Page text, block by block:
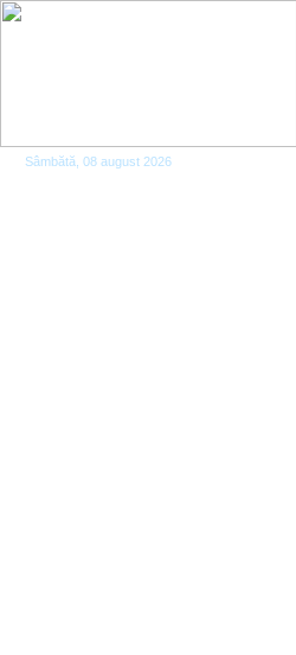
Sâmbătă, 08 august 2026